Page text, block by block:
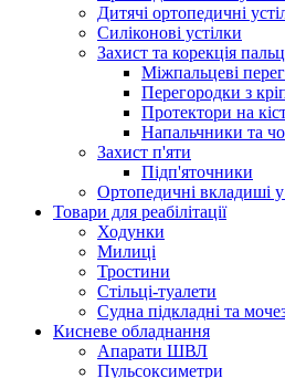
Дитячі ортопедичні
Силіконові устілки
Захист та корекція
Міжпальцеві
Перегородки з
Протектори на
Напальчники та
Захист п'яти
Підп'яточники
Ортопедичні вкладиші у
Товари для реабілітації
Ходунки
Милиці
Тростини
Стільці-туалети
Судна підкладні та
Кисневе обладнання
Апарати ШВЛ
Пульсоксиметри